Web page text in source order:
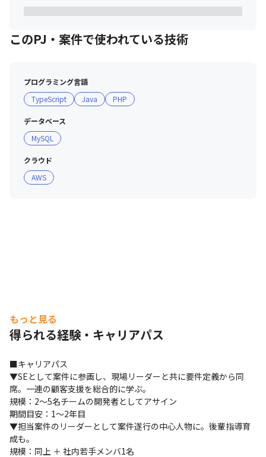
このPJ・案件で使われている技術
プログラミング言語
TypeScript
Java PHP
データベース
MySQL
クラウド
AWS
もっと見る
得られる経験・キャリアパス
■キャリアパス
▼SEとして案件に参画し、現場リーダーと共に要件定義から同
席。一連の顧客支援を総合的に学ぶ。
規模：2～5名チームの開発者としてアサイン
期間目安：1〜2年目
▼担当案件のリーダーとして案件遂行の中心人物に。後輩指導育
成も。
規模：同上 ＋ 社内若手メンバ1名